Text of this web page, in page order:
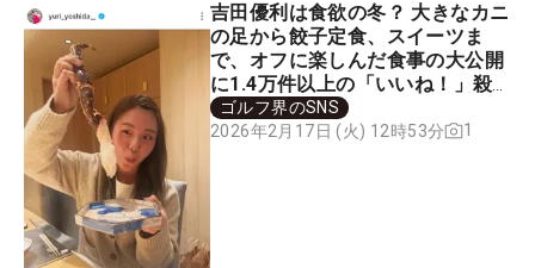
吉田優利は食欲の冬？ 大きなカニ
の足から餃子定食、スイーツま
で、オフに楽しんだ食事の大公開
に1.4万件以上の「いいね！」殺
到ゴルフ界のSNS
2026年2月17日 (火) 12時53分
1